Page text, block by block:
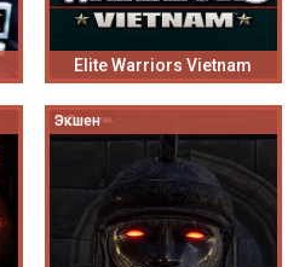
Elite Warriors Vietnam
Экшен